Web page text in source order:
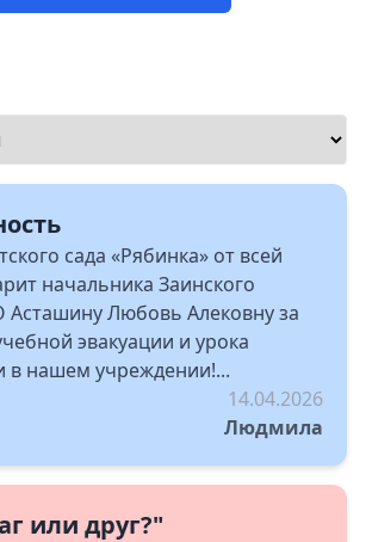
сада «Рябинка» от всей
начальника Заинского
Асташину Любовь Алековну за
эвакуации и урока
в нашем учреждении!...
14.04.2026
Людмила
или друг?"